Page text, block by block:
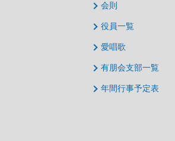
会則
役員一覧
愛唱歌
有朋会支部一覧
年間行事予定表